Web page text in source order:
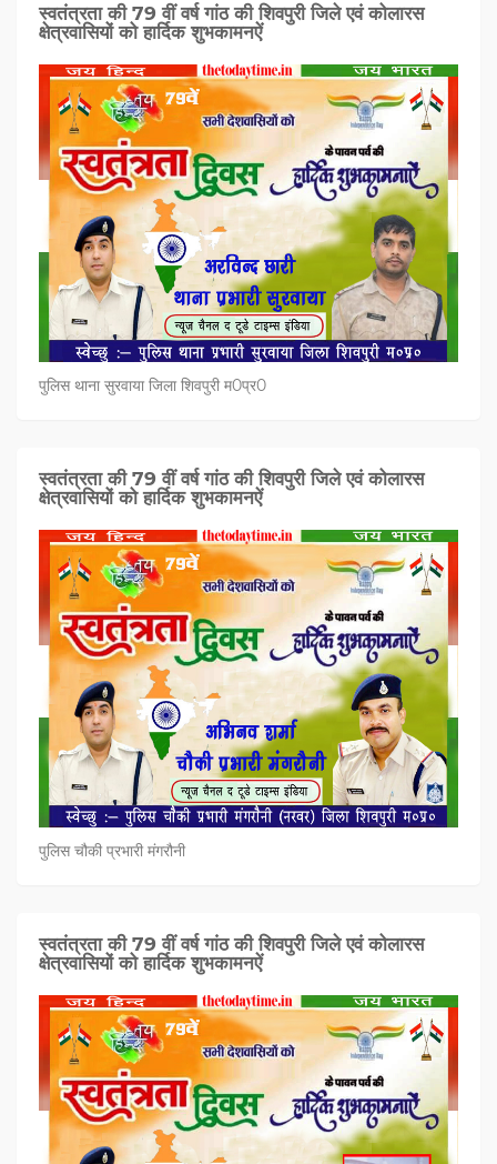
स्वतंत्रता की 79 वीं वर्ष गांठ की शिवपुरी जिले एवं कोलारस
क्षेत्रवासियों को हार्दिक शुभकामनऐं
पुलिस थाना सुरवाया जिला शिवपुरी म0प्र0
स्वतंत्रता की 79 वीं वर्ष गांठ की शिवपुरी जिले एवं कोलारस
क्षेत्रवासियों को हार्दिक शुभकामनऐं
पुलिस चौकी प्रभारी मंगरौनी
स्वतंत्रता की 79 वीं वर्ष गांठ की शिवपुरी जिले एवं कोलारस
क्षेत्रवासियों को हार्दिक शुभकामनऐं